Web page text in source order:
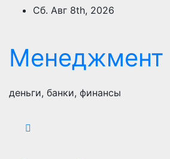
ПерейтиСб. Авг 8th, 2026
Менеджмент
деньги, банки, финансы